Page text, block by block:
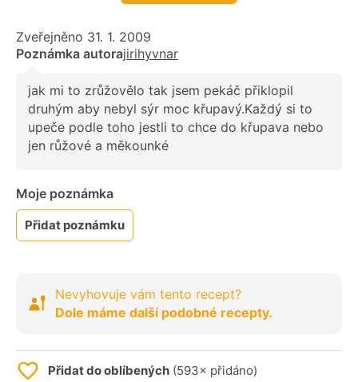
Zveřejněno 31. 1. 2009
Poznámka autorajirihyvnar
jak mi to zrůžovělo tak jsem pekáč přiklopil
druhým aby nebyl sýr moc křupavý.Každý si to
upeče podle toho jestli to chce do křupava nebo
jen růžové a měkounké
Moje poznámka
Přidat poznámku
Nevyhovuje vám tento recept?
Dole máme další podobné recepty.
Přidat do oblíbených (593× přidáno)